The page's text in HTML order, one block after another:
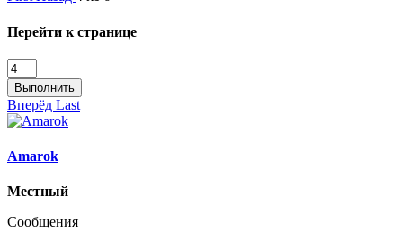
Перейти к странице
Выполнить
Вперёд Last
Amarok
Местный
Сообщения